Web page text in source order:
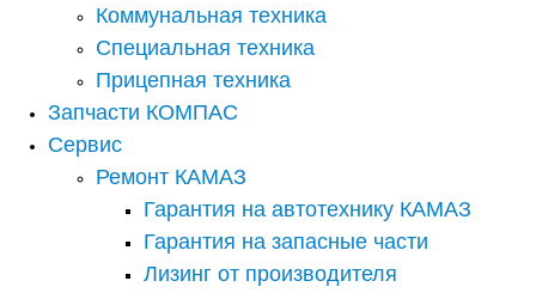
Коммунальная техника
Специальная техника
Прицепная техника
Запчасти КОМПАС
Сервис
Ремонт КАМАЗ
Гарантия на автотехнику КАМАЗ
Гарантия на запасные части
Лизинг от производителя